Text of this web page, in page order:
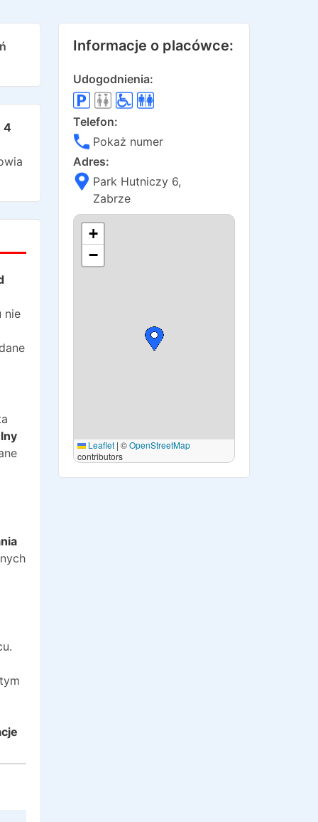
4
nie
Informacje o placówce:
Udogodnienia:
Telefon:
Pokaż numer
Adres:
Park Hutniczy 6,
Zabrze
+
−
Leaflet | ©OpenStreetMap
contributors